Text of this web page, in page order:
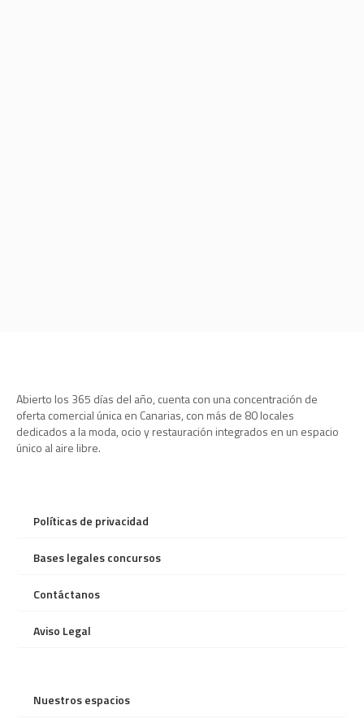
Abierto los 365 días del año, cuenta con una concentración de
oferta comercial única en Canarias, con más de 80 locales
dedicados a la moda, ocio y restauración integrados en un espacio
único al aire libre.
Políticas de privacidad
Bases legales concursos
Contáctanos
Aviso Legal
Nuestros espacios